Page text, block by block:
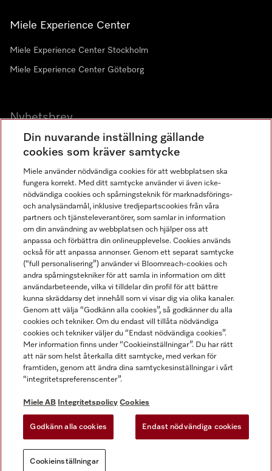
Miele Experience Center
Miele Experience Center Stockholm
Miele Experience Center Göteborg
Nyhetsbrev
Gå med i vår gemenskap
Miele AB
Allmänna villkor
Användarvillkor
Miele tillgänglighetsförklaring
Lagen om digitala tjänster
Miele på LinkedIn
Miele på Facebook
Miele på Instagram
Miele på Youtube
Din nuvarande inställning gällande
cookies som kräver samtycke
Miele använder nödvändiga cookies för att webbplatsen ska
fungera korrekt. Med ditt samtycke använder vi även icke-
nödvändiga cookies och spårningsteknik för marknadsförings-
och analysändamål, inklusive tredjepartscookies från våra
partners och tjänsteleverantörer, som samlar in information
om din användning av webbplatsen och hjälper oss att
anpassa och förbättra din onlineupplevelse. Cookies används
också för att anpassa annonser. Genom ett separat samtycke
(“full personalisering”) använder vi Bloomreach-cookies och
andra spårningstekniker för att samla in information om ditt
användarbeteende, vilka vi tilldelar din profil för att bättre
kunna skräddarsy det innehåll som vi visar dig via olika kanaler.
Genom att välja “Godkänn alla cookies”, så godkänner du alla
cookies och tekniker. Om du endast vill tillåta nödvändiga
cookies och tekniker väljer du “Endast nödvändiga cookies”.
Mer information finns under “Cookieinställningar”. Du har rätt
att när som helst återkalla ditt samtycke, med verkan för
framtiden, genom att ändra dina samtyckesinställningar i vårt
“integritetspreferenscenter”.
Miele AB Integritetspolicy Cookies
Godkänn alla cookies Endast nödvändiga cookies
Cookieinställningar